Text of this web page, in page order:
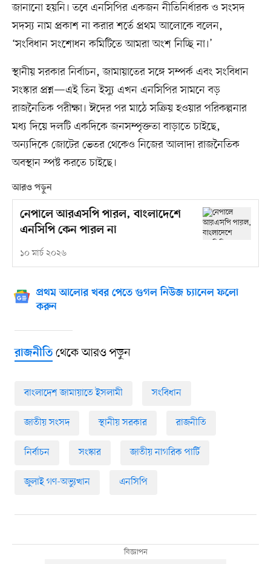
জানানো হয়নি। তবে এনসিপির একজন নীতিনির্ধারক ও সংসদ
সদস্য নাম প্রকাশ না করার শর্তে প্রথম আলোকে বলেন,
‘সংবিধান সংশোধন কমিটিতে আমরা অংশ নিচ্ছি না।’
স্থানীয় সরকার নির্বাচন, জামায়াতের সঙ্গে সম্পর্ক এবং সংবিধান
সংস্কার প্রশ্ন—এই তিন ইস্যু এখন এনসিপির সামনে বড়
রাজনৈতিক পরীক্ষা। ঈদের পর মাঠে সক্রিয় হওয়ার পরিকল্পনার
মধ্য দিয়ে দলটি একদিকে জনসম্পৃক্ততা বাড়াতে চাইছে,
অন্যদিকে জোটের ভেতর থেকেও নিজের আলাদা রাজনৈতিক
অবস্থান স্পষ্ট করতে চাইছে।
আরও পড়ুন
নেপালে আরএসপি পারল, বাংলাদেশে
এনসিপি কেন পারল না
১০ মার্চ ২০২৬
প্রথম আলোর খবর পেতে গুগল নিউজ চ্যানেল ফলো
করুন
রাজনীতিথেকে আরও পড়ুন
বাংলাদেশ জামায়াতে ইসলামী সংবিধান
জাতীয় সংসদ স্থানীয় সরকার রাজনীতি
নির্বাচন সংস্কার জাতীয় নাগরিক পার্টি
জুলাই গণ-অভ্যুত্থান এনসিপি